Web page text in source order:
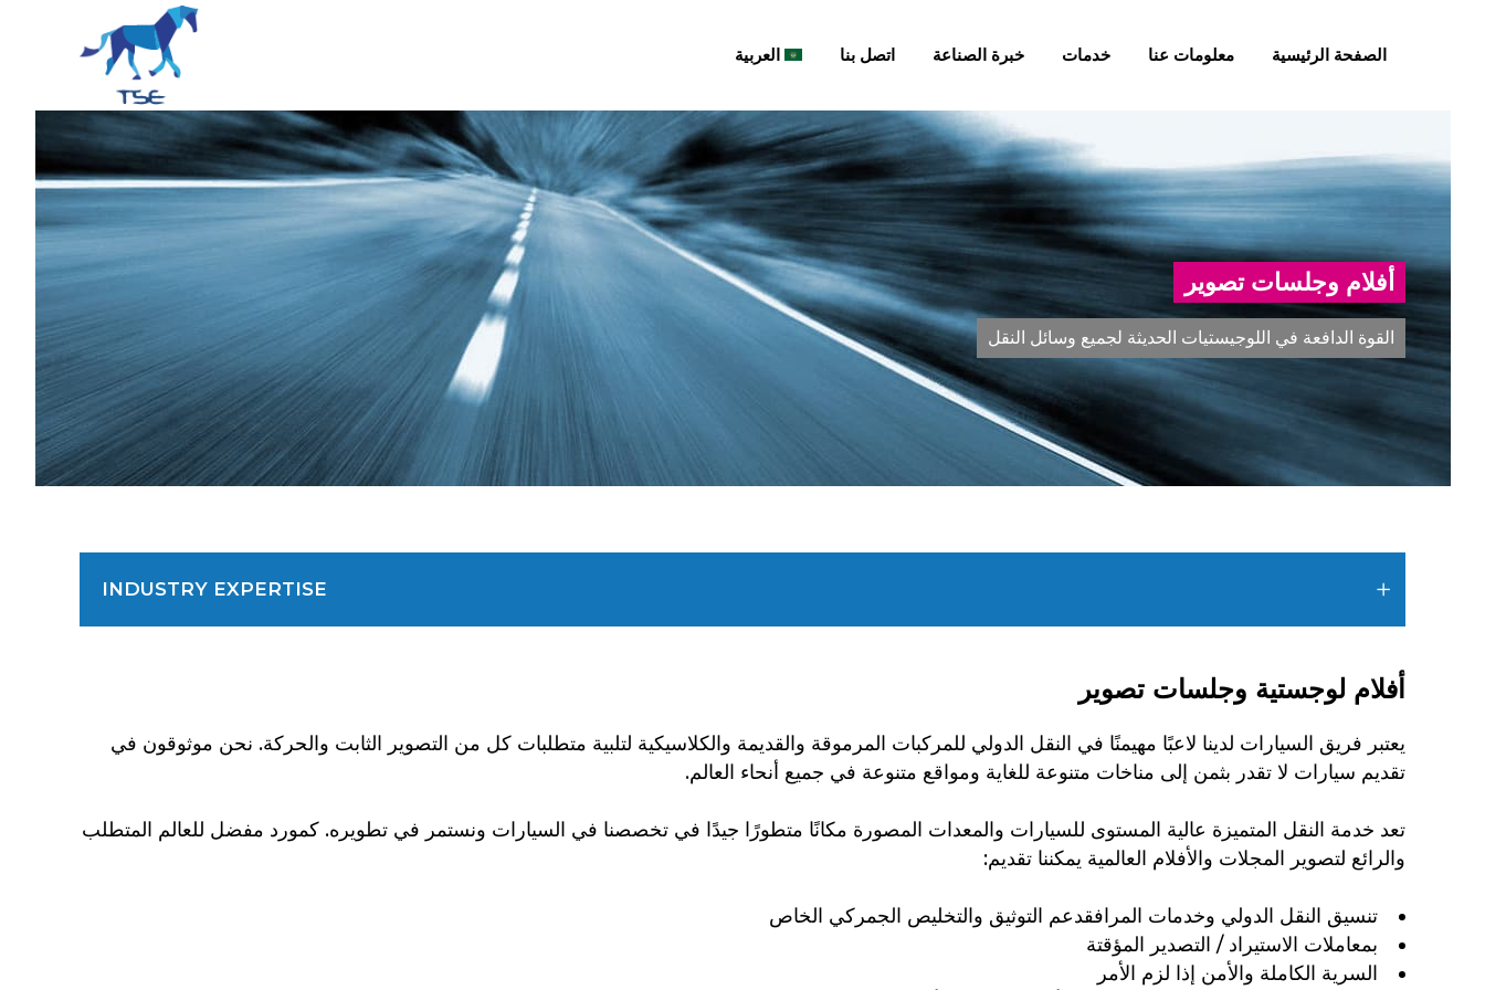
الصفحة الرئيسية معلومات عنا خدمات خبرة الصناعة اتصل بنا العربية
أفلام وجلسات تصوير
القوة الدافعة في اللوجيستيات الحديثة لجميع وسائل النقل
INDUSTRY EXPERTISE
أفلام لوجستية وجلسات تصوير
يعتبر فريق السيارات لدينا لاعبًا مهيمنًا في النقل الدولي للمركبات المرموقة والقديمة والكلاسيكية لتلبية متطلبات كل من التصوير الثابت والحركة. نحن موثوقون في
تقديم سيارات لا تقدر بثمن إلى مناخات متنوعة للغاية ومواقع متنوعة في جميع أنحاء العالم.
تعد خدمة النقل المتميزة عالية المستوى للسيارات والمعدات المصورة مكانًا متطورًا جيدًا في تخصصنا في السيارات ونستمر في تطويره. كمورد مفضل للعالم المتطلب
والرائع لتصوير المجلات والأفلام العالمية يمكننا تقديم:
تنسيق النقل الدولي وخدمات المرافقدعم التوثيق والتخليص الجمركي الخاص
بمعاملات الاستيراد / التصدير المؤقتة
السرية الكاملة والأمن إذا لزم الأمر